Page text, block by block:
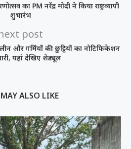
का PM नरेंद्र मोदी ने किया राष्ट्रव्यापी
शुभारंभ
post
और गर्मियों की छुट्टियों का नोटिफिकेशन
यहां देखिए शेड्यूल
ALSO LIKE